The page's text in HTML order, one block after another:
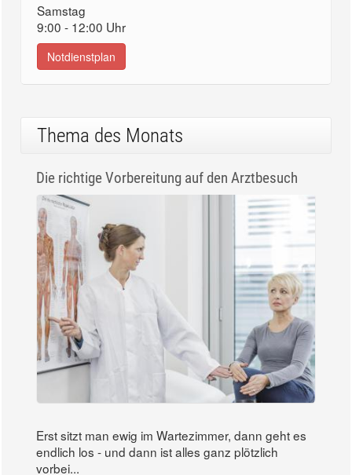
Samstag
9:00 - 12:00 Uhr
Notdienstplan
Thema des Monats
Die richtige Vorbereitung auf den Arztbesuch
Erst sitzt man ewig im Wartezimmer, dann geht es
endlich los - und dann ist alles ganz plötzlich
vorbei...